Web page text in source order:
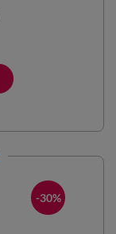
-30%